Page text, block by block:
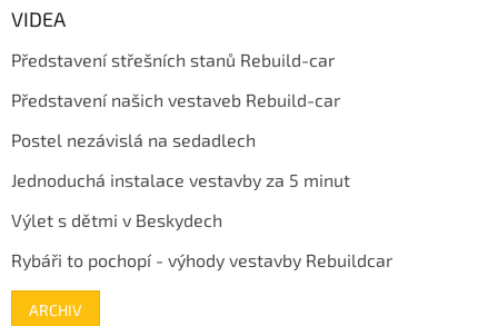
VIDEA
Představení střešních stanů Rebuild-car
Představení našich vestaveb Rebuild-car
Postel nezávislá na sedadlech
Jednoduchá instalace vestavby za 5 minut
Výlet s dětmi v Beskydech
Rybáři to pochopí - výhody vestavby Rebuildcar
ARCHIV